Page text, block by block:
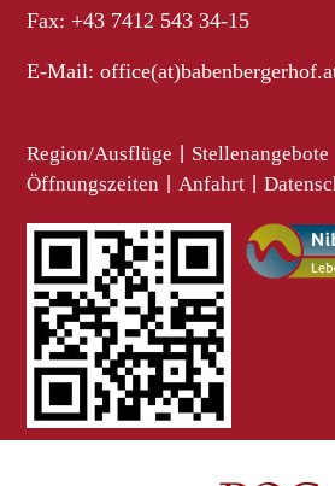
Fax: +43 7412 543 34-15
E-Mail:
Region/Ausflüge Stellenangebote
Öffnungszeiten Anfahrt